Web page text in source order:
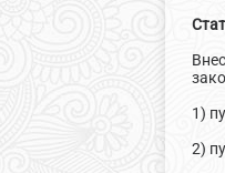
1)
2)